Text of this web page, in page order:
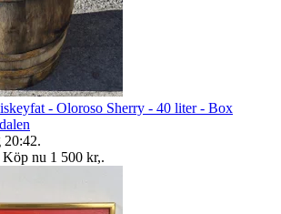
- Oloroso Sherry - 40 liter - Box
20:42.
nu 1 500 kr,.